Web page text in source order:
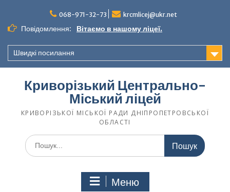
068-971-32-73 krcmlicej@ukr.net
Повідомлення: Вітаємо в нашому ліцеї.
Швидкі посилання
Криворізький Центрально-
Міський ліцей
КРИВОРІЗЬКОЇ МІСЬКОЇ РАДИ ДНІПРОПЕТРОВСЬКОЇ
ОБЛАСТІ
Меню